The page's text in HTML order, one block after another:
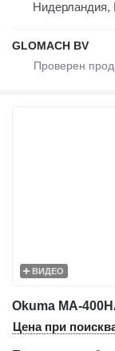
Нидерландия,
GLOMACH BV
ВИДЕО
Okuma MA-
Цена при